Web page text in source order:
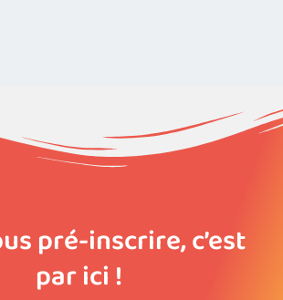
pré-inscrire, c’est
par ici !